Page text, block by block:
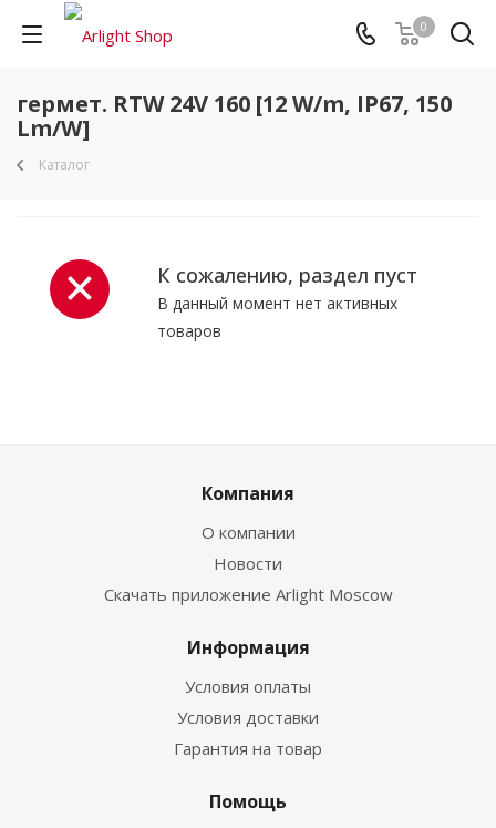
0
гермет. RTW 24V 160 [12 W/m, IP67, 150
Lm/W]
Каталог
К сожалению, раздел пуст
В данный момент нет активных
товаров
Компания
О компании
Новости
Скачать приложение Arlight Moscow
Информация
Условия оплаты
Условия доставки
Гарантия на товар
Помощь